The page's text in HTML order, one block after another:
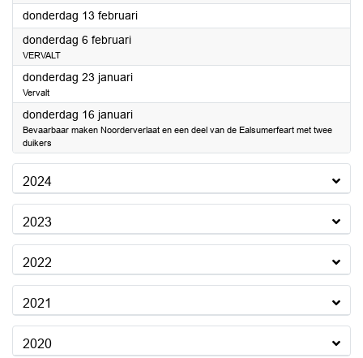
donderdag 13 februari2025
donderdag 6 februari2025
VERVALT
donderdag 23 januari2025
Vervalt
donderdag 16 januari2025
Bevaarbaar maken Noorderverlaat en een deel van de Ealsumerfeart met twee
duikers
2024
2023
2022
2021
2020